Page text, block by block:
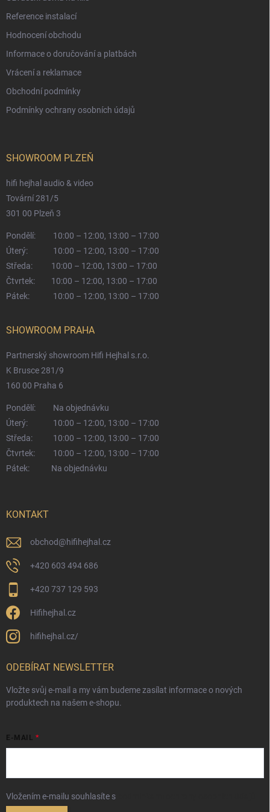
Reference instalací
Hodnocení obchodu
Informace o doručování a platbách
Vrácení a reklamace
Obchodní podmínky
Podmínky ochrany osobních údajů
SHOWROOM PLZEŇ
hifi hejhal audio & video
Tovární 281/5
301 00 Plzeň 3
Pondělí:
10:00 – 12:00, 13:00 – 17:00
Úterý:
10:00 – 12:00, 13:00 – 17:00
Středa:
10:00 – 12:00, 13:00 – 17:00
Čtvrtek:
10:00 – 12:00, 13:00 – 17:00
Pátek:
10:00 – 12:00, 13:00 – 17:00
SHOWROOM PRAHA
Partnerský showroom Hifi Hejhal s.r.o.
K Brusce 281/9
160 00 Praha 6
Pondělí:
Na objednávku
Úterý:
10:00 – 12:00, 13:00 – 17:00
Středa:
10:00 – 12:00, 13:00 – 17:00
Čtvrtek:
10:00 – 12:00, 13:00 – 17:00
Pátek:
Na objednávku
KONTAKT
obchod@hifihejhal.cz
+420 603 494 686
+420 737 129 593
Hifihejhal.cz
hifihejhal.cz/
ODEBÍRAT NEWSLETTER
Vložte svůj e-mail a my vám budeme zasílat informace o nových
produktech na našem e-shopu.
E-MAIL
Vložením e-mailu souhlasíte s